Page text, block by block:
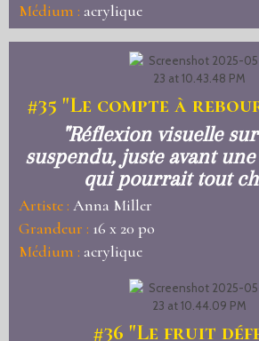
Médium : acrylique
#35 "Le compte à
"Réflexion visuelle
suspendu, juste avant
qui pourrait tout
Artiste : Anna Miller
Grandeur : 16 x 20 po
Médium : acrylique
#36 "Le fruit